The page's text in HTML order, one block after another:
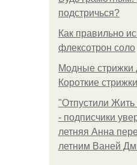
подстричься?
Как правильно
флексотрон соло
Модные стрижки
Короткие
"Отпустили
- подписчики
летняя Анна
летним Ваней